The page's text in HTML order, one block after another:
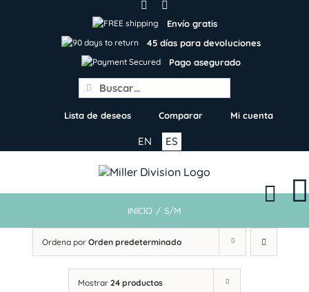
Envío gratis
45 días para devoluciones
Pago asegurado
Search
for:
Lista de deseos Comparar Mi cuenta
ES
EN
INICIO / S/M
Ordena por Orden predeterminado
Mostrar 24 productos